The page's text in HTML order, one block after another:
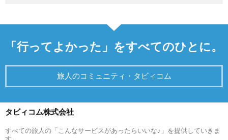
「行ってよかった」をすべてのひとに。
旅人のコミュニティ・タビィコム
タビィコム株式会社
すべての旅人の「こんなサービスがあったらいいな♪」を提供していきま